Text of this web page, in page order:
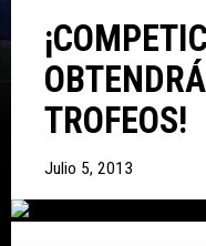
TROFEOS!
Julio 5, 2013